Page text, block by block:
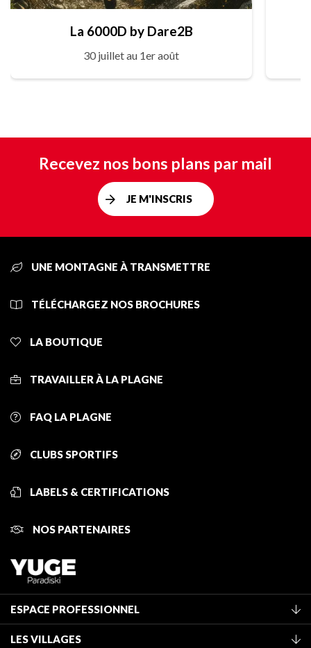
La 6000D by Dare2B
30 juillet au 1er août
Recevez nos bons plans par mail
JE M'INSCRIS
UNE MONTAGNE À TRANSMETTRE
TÉLÉCHARGEZ NOS BROCHURES
LA BOUTIQUE
TRAVAILLER À LA PLAGNE
FAQ LA PLAGNE
CLUBS SPORTIFS
LABELS & CERTIFICATIONS
NOS PARTENAIRES
ESPACE PROFESSIONNEL
LES VILLAGES